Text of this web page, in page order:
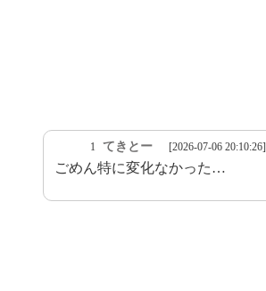
1 てきとー [2026-07-06 20:10:26]
ごめん特に変化なかった…